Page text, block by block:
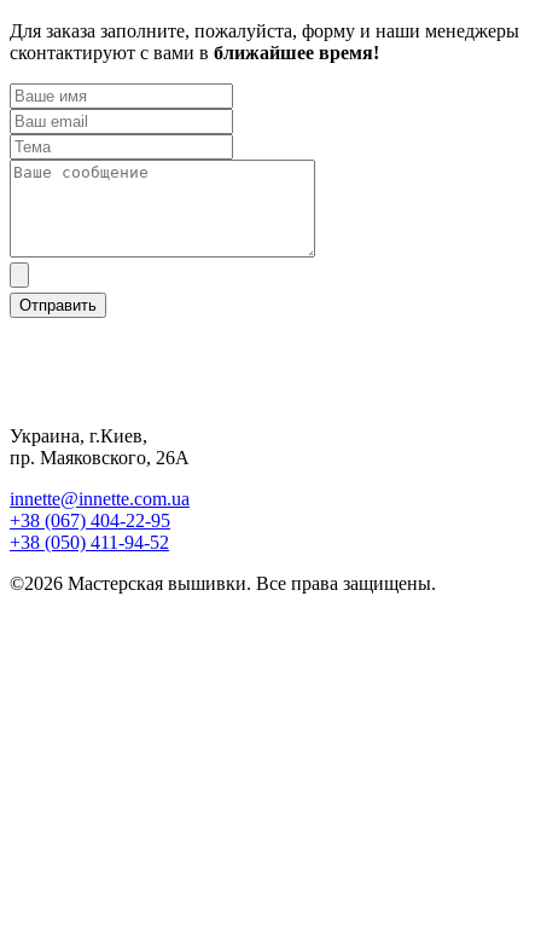
Для заказа заполните, пожалуйста, форму и наши менеджеры
сконтактируют с вами в ближайшее время!
Отправить
Украина, г.Киев,
пр. Маяковского, 26А
innette@innette.com.ua
+38 (067) 404-22-95
+38 (050) 411-94-52
©2026 Мастерская вышивки. Все права защищены.